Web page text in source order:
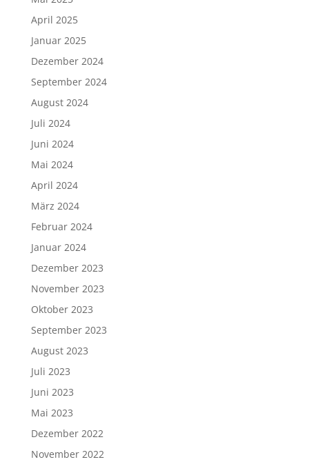
April 2025
Januar 2025
Dezember 2024
September 2024
August 2024
Juli 2024
Juni 2024
Mai 2024
April 2024
März 2024
Februar 2024
Januar 2024
Dezember 2023
November 2023
Oktober 2023
September 2023
August 2023
Juli 2023
Juni 2023
Mai 2023
Dezember 2022
November 2022